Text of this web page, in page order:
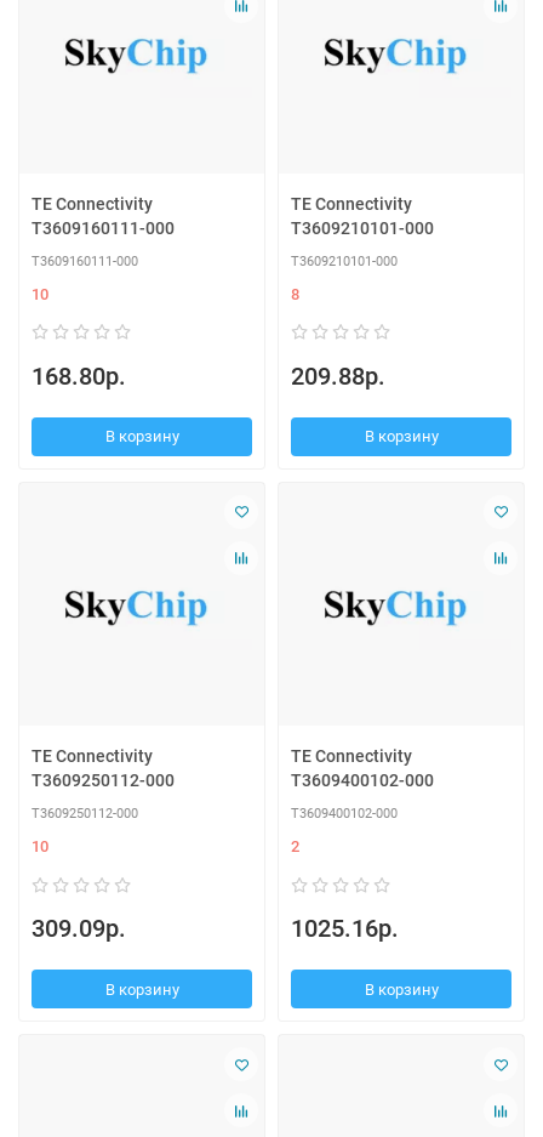
TE Connectivity
T3609160111-000
T3609160111-000
10
168.80р.
В корзину
TE Connectivity
T3609210101-000
T3609210101-000
8
209.88р.
В корзину
TE Connectivity
T3609250112-000
T3609250112-000
10
309.09р.
В корзину
TE Connectivity
T3609400102-000
T3609400102-000
2
1025.16р.
В корзину